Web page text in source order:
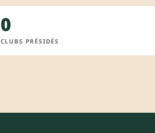
0
CLUBS PRÉSIDÉS